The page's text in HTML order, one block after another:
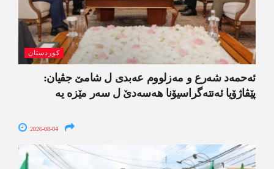
کوردستان
ئەحمەد شەرع و مەزلووم عەبدی ل شامێ جڤیان:
پێڤاژۆیا ئەنتەگراسیۆنا ھەسەدێ ل سەر مێزە یە
2026-08-04